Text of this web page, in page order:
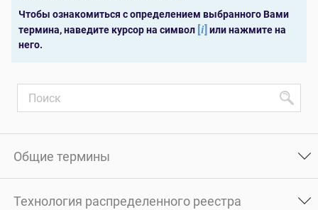
Чтобы ознакомиться с определением выбранного Вами
термина, наведите курсор на символ [i]или нажмите на
него.
Общие термины
Технология распределенного реестра